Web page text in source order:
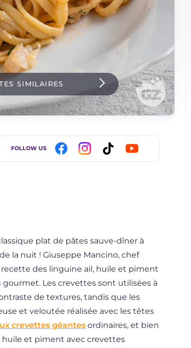
SIMILAIRES
FOLLOW US
plat de pâtes sauve-dîner à
la nuit ! Giuseppe Mancino, chef
des linguine ail, huile et piment
Les crevettes sont utilisées à
de textures, tandis que les
et veloutée réalisée avec les têtes
crevettes géantes ordinaires, et bien
huile et piment avec crevettes